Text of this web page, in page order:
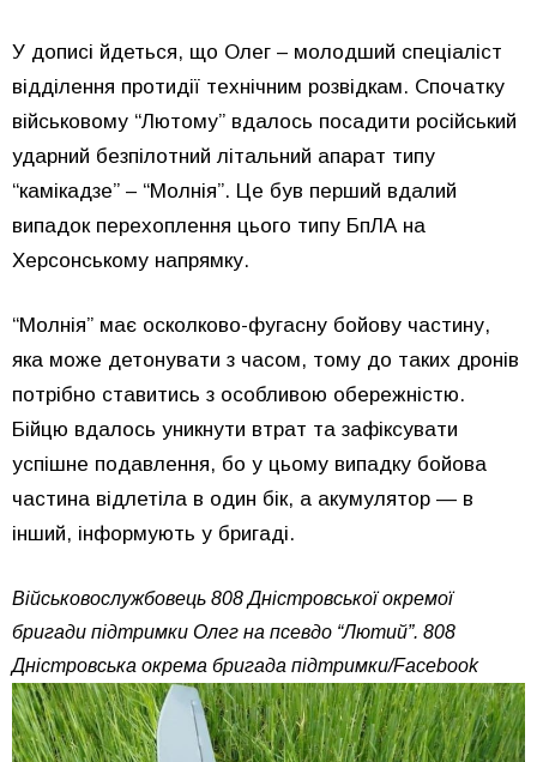
У дописі йдеться, що Олег – молодший спеціаліст
відділення протидії технічним розвідкам. Спочатку
військовому “Лютому” вдалось посадити російський
ударний безпілотний літальний апарат типу
“камікадзе” – “Молнія”. Це був перший вдалий
випадок перехоплення цього типу БпЛА на
Херсонському напрямку.
“Молнія” має осколково-фугасну бойову частину,
яка може детонувати з часом, тому до таких дронів
потрібно ставитись з особливою обережністю.
Бійцю вдалось уникнути втрат та зафіксувати
успішне подавлення, бо у цьому випадку бойова
частина відлетіла в один бік, а акумулятор — в
інший, інформують у бригаді.
Військовослужбовець 808 Дністровської окремої
бригади підтримки Олег на псевдо “Лютий”. 808
Дністровська окрема бригада підтримки/Facebook